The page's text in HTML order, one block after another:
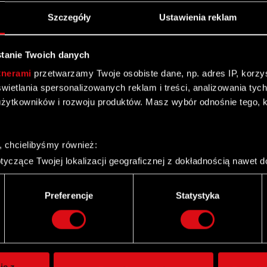
Szczegóły Ustawienia reklam
Twoich danych
przetwarzamy Twoje osobiste dane, np. adres IP,
spersonalizowanych reklam i treści, analizowania
i rozwoju produktów. Masz wybór odnośnie tego,
chcielibyśmy również:
Twojej lokalizacji geograficznej z dokładnością nawet
urządzenie, aktywnie analizując charakteryzującego je zbiory
tego, jak Twoje osobiste dane są przetwarzane oraz ustaw
cookie możesz zmienić lub wycofać swoją zgodę w
do spersonalizowania treści i reklam, aby oferować funkcje
Preferencje Statystyka